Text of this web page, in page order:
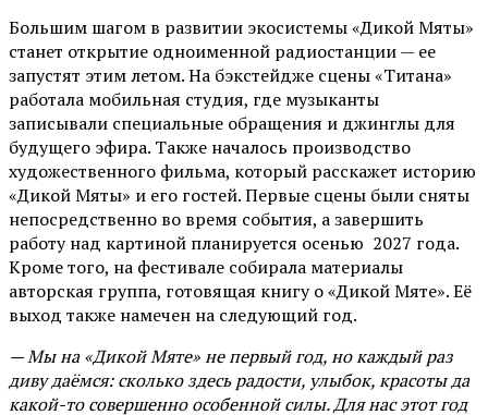
Большим шагом в развитии экосистемы «Дикой Мяты»
станет открытие одноименной радиостанции — ее
запустят этим летом. На бэкстейдже сцены «Титана»
работала мобильная студия, где музыканты
записывали специальные обращения и джинглы для
будущего эфира. Также началось производство
художественного фильма, который расскажет историю
«Дикой Мяты» и его гостей. Первые сцены были сняты
непосредственно во время события, а завершить
работу над картиной планируется осенью 2027 года.
Кроме того, на фестивале собирала материалы
авторская группа, готовящая книгу о «Дикой Мяте». Её
выход также намечен на следующий год.
— Мы на «Дикой Мяте» не первый год, но каждый раз
диву даёмся: сколько здесь радости, улыбок, красоты да
какой-то совершенно особенной силы. Для нас этот год